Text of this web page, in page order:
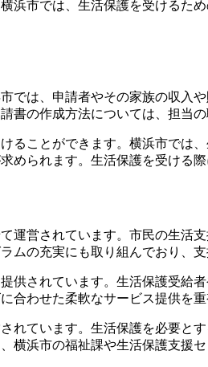
浜市では、生活保護を受けるた
では、申請者やその家族の収入
の作成方法については、担当の
ることができます。横浜市では
られます。生活保護を受ける
運営されています。市民の生活
の充実にも取り組んでおり、支
供されています。生活保護受給
わせた柔軟なサービス提供を
れています。生活保護を必要と
浜市の福祉課や生活保護支援